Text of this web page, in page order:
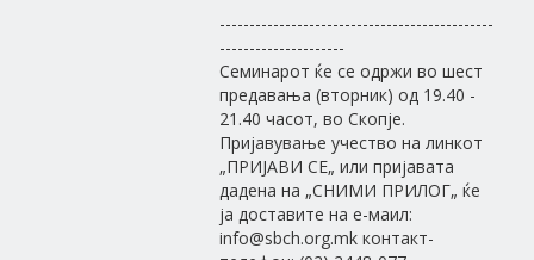
----------------------------------------------
---------------------
Семинарот ќе се одржи во шест
предавања (вторник) од 19.40 -
21.40 часот, во Скопје.
Пријавување учество на линкот
„ПРИЈАВИ СЕ„ или пријавата
дадена на „СНИМИ ПРИЛОГ„ ќе
ja доставите на е-маил:
info@sbch.org.mk контакт-